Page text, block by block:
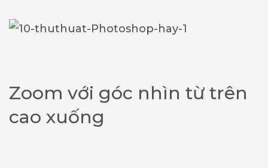
Zoom với góc nhìn từ trên
cao xuống